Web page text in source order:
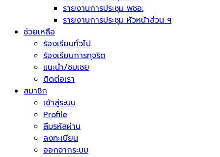
รายงานการประชุม พชอ.
รายงานการประชุม หัวหน้าส่วน ฯ
ช่วยเหลือ
ร้องเรียนทั่วไป
ร้องเรียนการทุจริต
แนะนำ/ชมเชย
ติดต่อเรา
สมาชิก
เข้าสู่ระบบ
Profile
ลืมรหัสผ่าน
ลงทะเบียน
ออกจากระบบ